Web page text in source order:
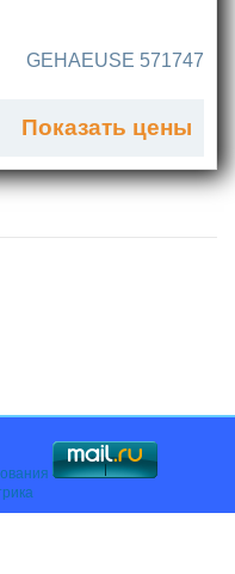
GEHAEUSE 571747
Показать цены